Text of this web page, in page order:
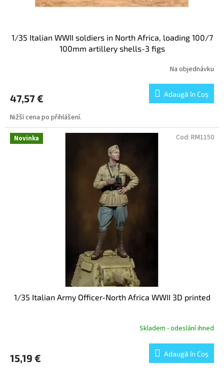
1/35 Italian WWII soldiers in North Africa, loading 100/7
100mm artillery shells-3 figs
Na objednávku
47,57 € Adaugă în Coş
Nižší cena po přihlášení.
Novinka
1/35 Italian Army Officer-North Africa WWII 3D printed
Skladem - odeslání ihned
15,19 € Adaugă în Coş
Cod: RM1150